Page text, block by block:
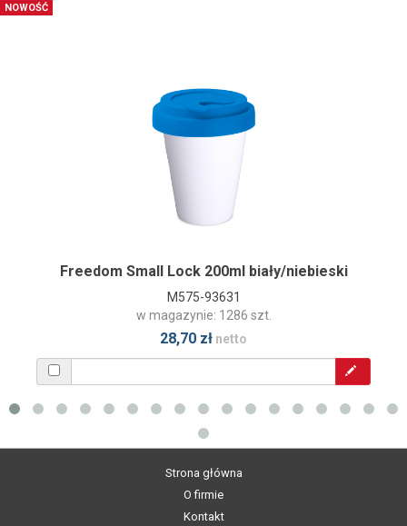
NOWOŚĆ
Freedom Small Lock 200ml biały/niebieski
M575-93631
w magazynie: 1286 szt.
28,70 zł netto
Strona główna
O firmie
Kontakt